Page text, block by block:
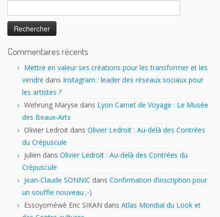
Rechercher :
Commentaires récents
Mettre en valeur ses créations pour les transformer et les
vendre dans Instagram : leader des réseaux sociaux pour
les artistes ?
Wehrung Maryse dans Lyon Carnet de Voyage : Le Musée
des Beaux-Arts
Olivier Ledroit dans Olivier Ledroit : Au-delà des Contrées
du Crépuscule
julien dans Olivier Ledroit : Au-delà des Contrées du
Crépuscule
Jean-Claude SONNIC dans Confirmation d’inscription pour
un souffle nouveau ;-)
Essoyomèwè Eric SIKAN dans Atlas Mondial du Look et